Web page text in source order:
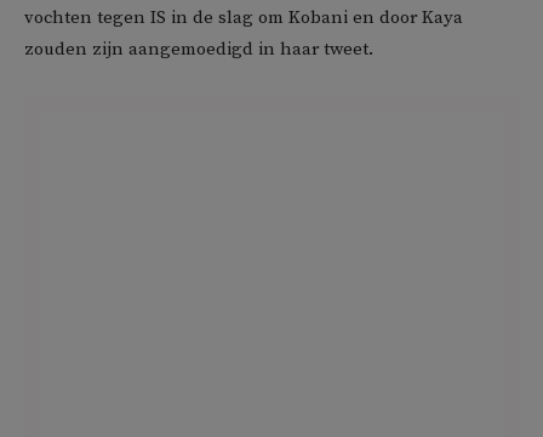
vochten tegen IS in de slag om Kobani en door Kaya
zouden zijn aangemoedigd in haar tweet.